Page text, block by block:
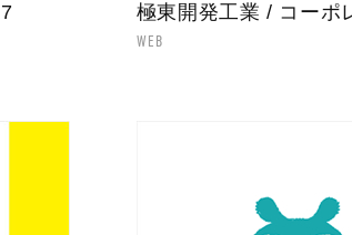
極東開発工業 / コーポ
WEB